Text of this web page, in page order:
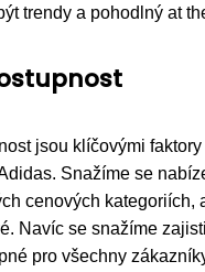
trendy a pohodlný at
jsou klíčovými
Snažíme se
cenových kategoriích,
Navíc se snažíme
pro všechny